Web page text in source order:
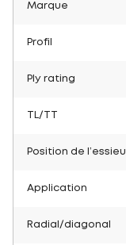
Marque
Profil
Ply rating
TL/TT
Position de l’essieu
Application
Radial/diagonal